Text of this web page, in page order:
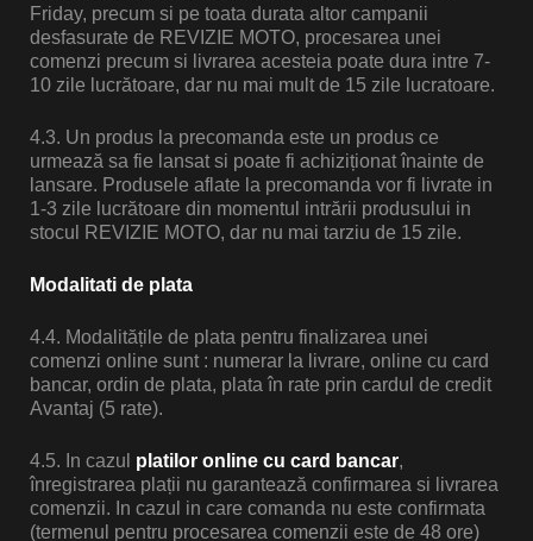
Friday, precum si pe toata durata altor campanii
desfasurate de REVIZIE MOTO, procesarea unei
comenzi precum si livrarea acesteia poate dura intre 7-
10 zile lucrătoare, dar nu mai mult de 15 zile lucratoare.
4.3. Un produs la precomanda este un produs ce
urmează sa fie lansat si poate fi achiziționat înainte de
lansare. Produsele aflate la precomanda vor fi livrate in
1-3 zile lucrătoare din momentul intrării produsului in
stocul REVIZIE MOTO, dar nu mai tarziu de 15 zile.
Modalitati de plata
4.4. Modalitățile de plata pentru finalizarea unei
comenzi online sunt : numerar la livrare, online cu card
bancar, ordin de plata, plata în rate prin cardul de credit
Avantaj (5 rate).
4.5. In cazul platilor online cu card bancar,
înregistrarea plații nu garantează confirmarea si livrarea
comenzii. In cazul in care comanda nu este confirmata
(termenul pentru procesarea comenzii este de 48 ore)